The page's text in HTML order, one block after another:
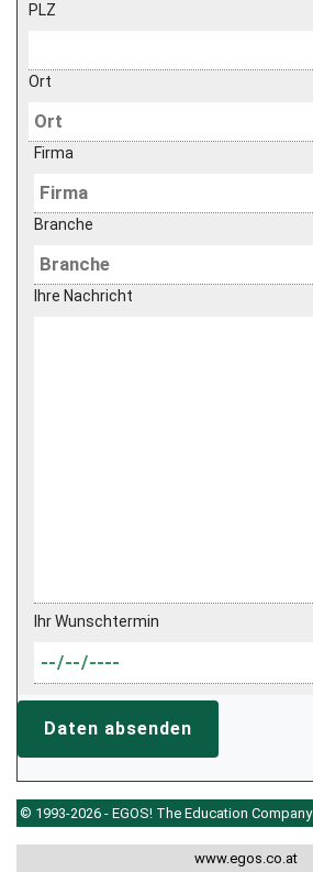
PLZ
Ort
Firma
Branche
Ihre Nachricht
Ihr Wunschtermin
Daten absenden
© 1993-2026 - EGOS! The Education Company
www.egos.co.at